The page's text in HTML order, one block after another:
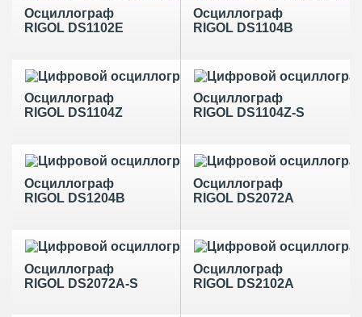
Осциллограф
RIGOL DS1102E
Осциллограф
RIGOL DS1104B
Осциллограф
RIGOL DS1104Z
Осциллограф
RIGOL DS1104Z-S
Осциллограф
RIGOL DS1204B
Осциллограф
RIGOL DS2072A
Осциллограф
RIGOL DS2072A-S
Осциллограф
RIGOL DS2102A